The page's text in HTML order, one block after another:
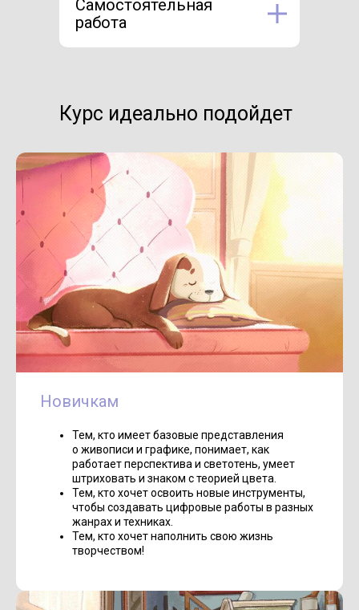
Самостоятельная
работа
Курс идеально подойдет
Новичкам
Тем, кто имеет базовые представления
о живописи и графике, понимает, как
работает перспектива и светотень, умеет
штриховать и знаком с теорией цвета.
Тем, кто хочет освоить новые инструменты,
чтобы создавать цифровые работы в разных
жанрах и техниках.
Тем, кто хочет наполнить свою жизнь
творчеством!